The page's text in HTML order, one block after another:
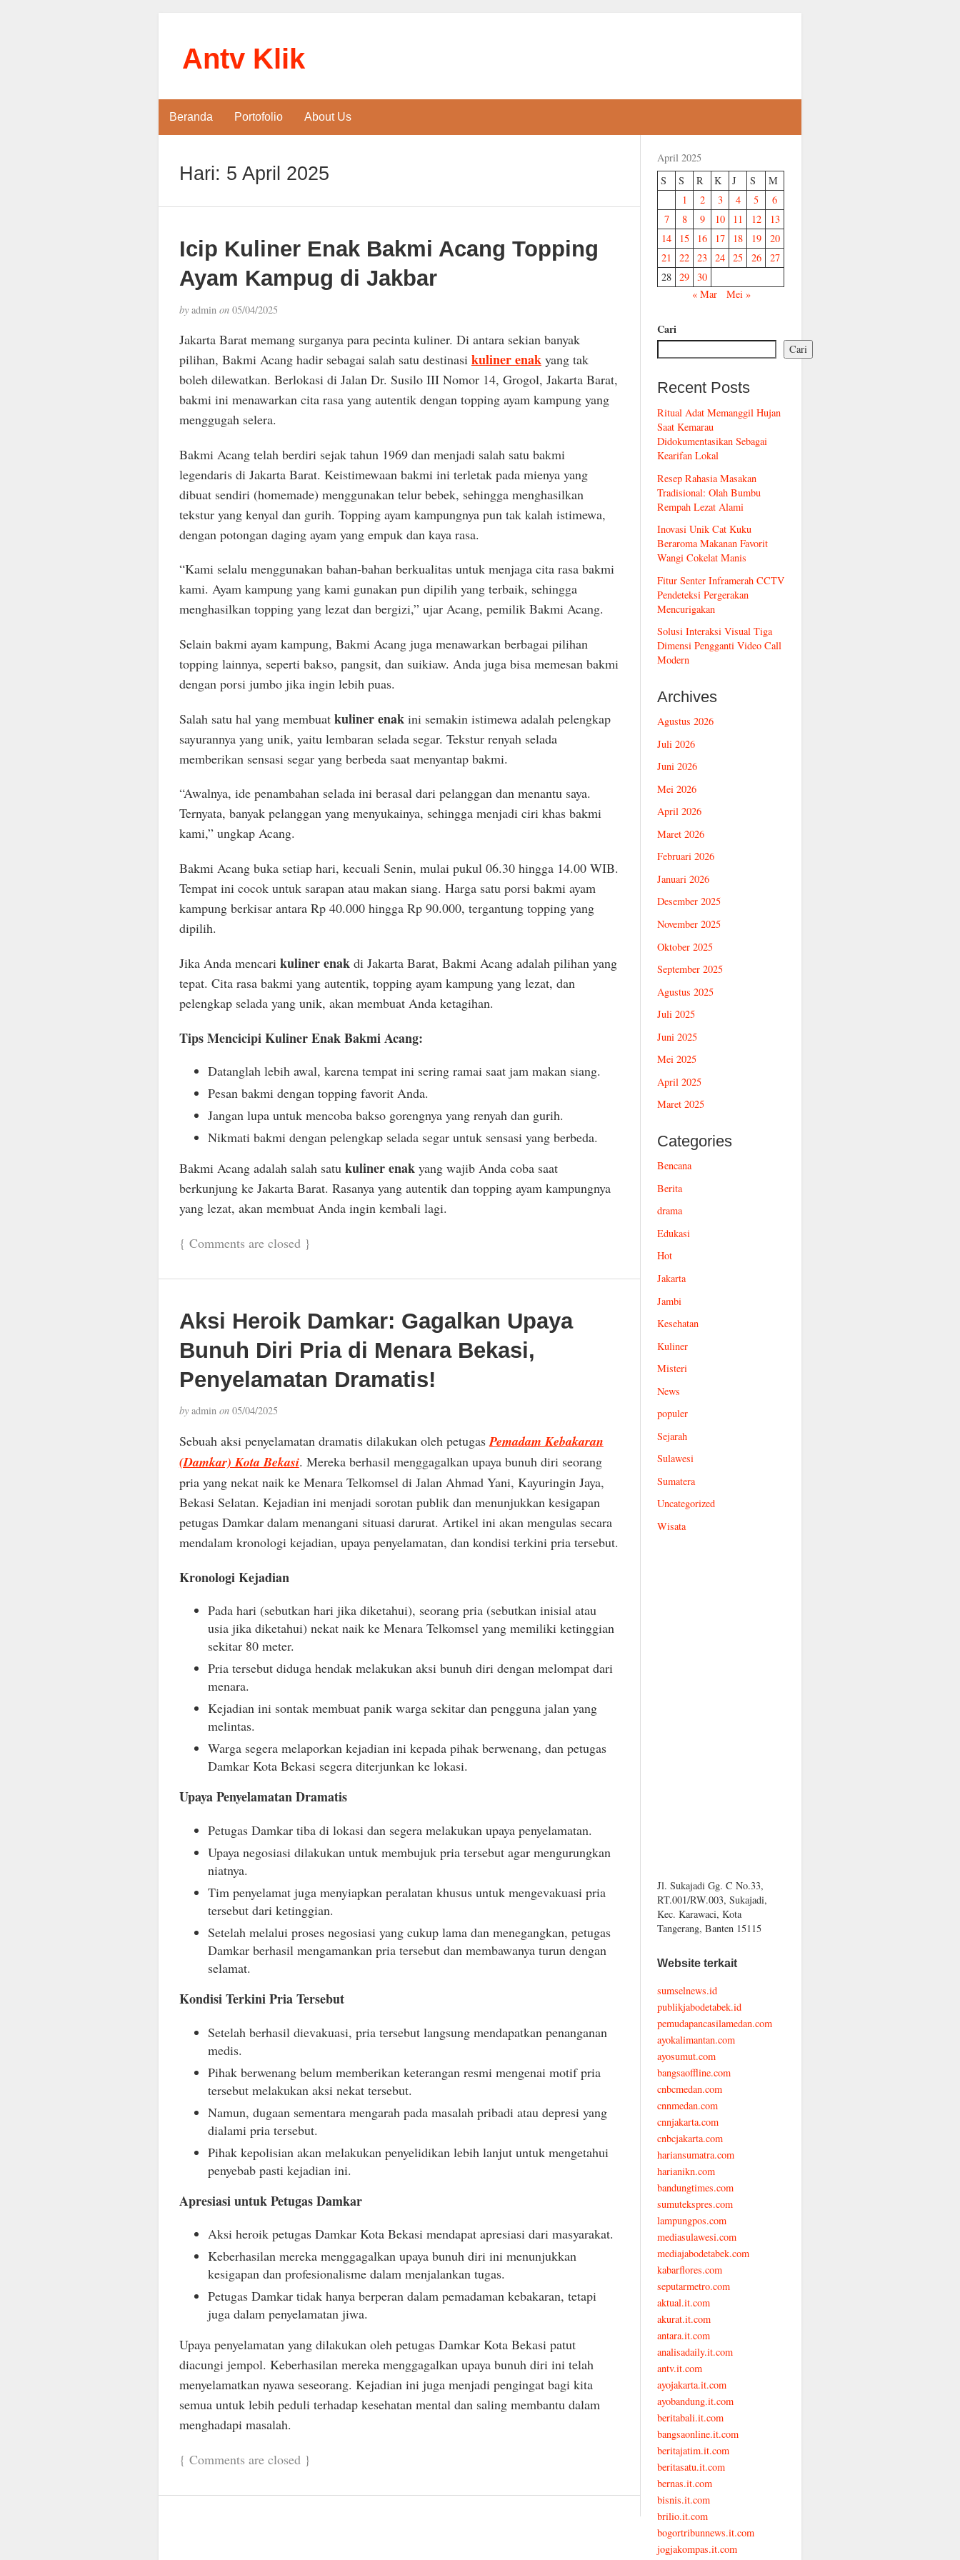
Antv Klik
Beranda Portofolio About Us
Hari: 5 April 2025
Icip Kuliner Enak Bakmi Acang Topping
Ayam Kampug di Jakbar
byadmin on05/04/2025
Jakarta Barat memang surganya para pecinta kuliner. Di antara sekian banyak
pilihan, Bakmi Acang hadir sebagai salah satu destinasi kuliner enakyang tak
boleh dilewatkan. Berlokasi di Jalan Dr. Susilo III Nomor 14, Grogol, Jakarta Barat,
bakmi ini menawarkan cita rasa yang autentik dengan topping ayam kampung yang
menggugah selera.
Bakmi Acang telah berdiri sejak tahun 1969 dan menjadi salah satu bakmi
legendaris di Jakarta Barat. Keistimewaan bakmi ini terletak pada mienya yang
dibuat sendiri (homemade) menggunakan telur bebek, sehingga menghasilkan
tekstur yang kenyal dan gurih. Topping ayam kampungnya pun tak kalah istimewa,
dengan potongan daging ayam yang empuk dan kaya rasa.
“Kami selalu menggunakan bahan-bahan berkualitas untuk menjaga cita rasa bakmi
kami. Ayam kampung yang kami gunakan pun dipilih yang terbaik, sehingga
menghasilkan topping yang lezat dan bergizi,” ujar Acang, pemilik Bakmi Acang.
Selain bakmi ayam kampung, Bakmi Acang juga menawarkan berbagai pilihan
topping lainnya, seperti bakso, pangsit, dan suikiaw. Anda juga bisa memesan bakmi
dengan porsi jumbo jika ingin lebih puas.
Salah satu hal yang membuat kuliner enak ini semakin istimewa adalah pelengkap
sayurannya yang unik, yaitu lembaran selada segar. Tekstur renyah selada
memberikan sensasi segar yang berbeda saat menyantap bakmi.
“Awalnya, ide penambahan selada ini berasal dari pelanggan dan menantu saya.
Ternyata, banyak pelanggan yang menyukainya, sehingga menjadi ciri khas bakmi
kami,” ungkap Acang.
Bakmi Acang buka setiap hari, kecuali Senin, mulai pukul 06.30 hingga 14.00 WIB.
Tempat ini cocok untuk sarapan atau makan siang. Harga satu porsi bakmi ayam
kampung berkisar antara Rp 40.000 hingga Rp 90.000, tergantung topping yang
dipilih.
Jika Anda mencari kuliner enakdi Jakarta Barat, Bakmi Acang adalah pilihan yang
tepat. Cita rasa bakmi yang autentik, topping ayam kampung yang lezat, dan
pelengkap selada yang unik, akan membuat Anda ketagihan.
Tips Mencicipi Kuliner Enak Bakmi Acang:
Datanglah lebih awal, karena tempat ini sering ramai saat jam makan siang.
Pesan bakmi dengan topping favorit Anda.
Jangan lupa untuk mencoba bakso gorengnya yang renyah dan gurih.
Nikmati bakmi dengan pelengkap selada segar untuk sensasi yang berbeda.
Bakmi Acang adalah salah satu kuliner enakyang wajib Anda coba saat
berkunjung ke Jakarta Barat. Rasanya yang autentik dan topping ayam kampungnya
yang lezat, akan membuat Anda ingin kembali lagi.
{ Comments are closed}
Aksi Heroik Damkar: Gagalkan Upaya
Bunuh Diri Pria di Menara Bekasi,
Penyelamatan Dramatis!
byadmin on05/04/2025
Sebuah aksi penyelamatan dramatis dilakukan oleh petugasPemadam Kebakaran
(Damkar) Kota Bekasi. Mereka berhasil menggagalkan upaya bunuh diri seorang
pria yang nekat naik ke Menara Telkomsel di Jalan Ahmad Yani, Kayuringin Jaya,
Bekasi Selatan. Kejadian ini menjadi sorotan publik dan menunjukkan kesigapan
petugas Damkar dalam menangani situasi darurat. Artikel ini akan mengulas secara
mendalam kronologi kejadian, upaya penyelamatan, dan kondisi terkini pria tersebut.
Kronologi Kejadian
Pada hari (sebutkan hari jika diketahui), seorang pria (sebutkan inisial atau
usia jika diketahui) nekat naik ke Menara Telkomsel yang memiliki ketinggian
sekitar 80 meter.
Pria tersebut diduga hendak melakukan aksi bunuh diri dengan melompat dari
menara.
Kejadian ini sontak membuat panik warga sekitar dan pengguna jalan yang
melintas.
Warga segera melaporkan kejadian ini kepada pihak berwenang, dan petugas
Damkar Kota Bekasi segera diterjunkan ke lokasi.
Upaya Penyelamatan Dramatis
Petugas Damkar tiba di lokasi dan segera melakukan upaya penyelamatan.
Upaya negosiasi dilakukan untuk membujuk pria tersebut agar mengurungkan
niatnya.
Tim penyelamat juga menyiapkan peralatan khusus untuk mengevakuasi pria
tersebut dari ketinggian.
Setelah melalui proses negosiasi yang cukup lama dan menegangkan, petugas
Damkar berhasil mengamankan pria tersebut dan membawanya turun dengan
selamat.
Kondisi Terkini Pria Tersebut
Setelah berhasil dievakuasi, pria tersebut langsung mendapatkan penanganan
medis.
Pihak berwenang belum memberikan keterangan resmi mengenai motif pria
tersebut melakukan aksi nekat tersebut.
Namun, dugaan sementara mengarah pada masalah pribadi atau depresi yang
dialami pria tersebut.
Pihak kepolisian akan melakukan penyelidikan lebih lanjut untuk mengetahui
penyebab pasti kejadian ini.
Apresiasi untuk Petugas Damkar
Aksi heroik petugas Damkar Kota Bekasi mendapat apresiasi dari masyarakat.
Keberhasilan mereka menggagalkan upaya bunuh diri ini menunjukkan
kesigapan dan profesionalisme dalam menjalankan tugas.
Petugas Damkar tidak hanya berperan dalam pemadaman kebakaran, tetapi
juga dalam penyelamatan jiwa.
Upaya penyelamatan yang dilakukan oleh petugas Damkar Kota Bekasi patut
diacungi jempol. Keberhasilan mereka menggagalkan upaya bunuh diri ini telah
menyelamatkan nyawa seseorang. Kejadian ini juga menjadi pengingat bagi kita
semua untuk lebih peduli terhadap kesehatan mental dan saling membantu dalam
menghadapi masalah.
{ Comments are closed}
April 2025
S
S R K J S
M
1
2 3 4 5
6
7
8 9 10 11 12
13
14
15 16 17 18 19
20
21
22 23 24 25 26
27
28 29 30
« Mar
Mei »
Cari
Cari
Recent Posts
Ritual Adat Memanggil Hujan
Saat Kemarau
Didokumentasikan Sebagai
Kearifan Lokal
Resep Rahasia Masakan
Tradisional: Olah Bumbu
Rempah Lezat Alami
Inovasi Unik Cat Kuku
Beraroma Makanan Favorit
Wangi Cokelat Manis
Fitur Senter Inframerah CCTV
Pendeteksi Pergerakan
Mencurigakan
Solusi Interaksi Visual Tiga
Dimensi Pengganti Video Call
Modern
Archives
Agustus 2026
Juli 2026
Juni 2026
Mei 2026
April 2026
Maret 2026
Februari 2026
Januari 2026
Desember 2025
November 2025
Oktober 2025
September 2025
Agustus 2025
Juli 2025
Juni 2025
Mei 2025
April 2025
Maret 2025
Categories
Bencana
Berita
drama
Edukasi
Hot
Jakarta
Jambi
Kesehatan
Kuliner
Misteri
News
populer
Sejarah
Sulawesi
Sumatera
Uncategorized
Wisata
Jl. Sukajadi Gg. C No.33,
RT.001/RW.003, Sukajadi,
Kec. Karawaci, Kota
Tangerang, Banten 15115
Website terkait
sumselnews.id
publikjabodetabek.id
pemudapancasilamedan.com
ayokalimantan.com
ayosumut.com
bangsaoffline.com
cnbcmedan.com
cnnmedan.com
cnnjakarta.com
cnbcjakarta.com
hariansumatra.com
harianikn.com
bandungtimes.com
sumutekspres.com
lampungpos.com
mediasulawesi.com
mediajabodetabek.com
kabarflores.com
seputarmetro.com
aktual.it.com
akurat.it.com
antara.it.com
analisadaily.it.com
antv.it.com
ayojakarta.it.com
ayobandung.it.com
beritabali.it.com
bangsaonline.it.com
beritajatim.it.com
beritasatu.it.com
bernas.it.com
bisnis.it.com
brilio.it.com
bogortribunnews.it.com
jogjakompas.it.com